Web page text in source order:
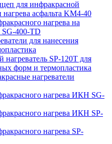
для инфракрасной
нагрева асфальта KM4-40
нагрева на
400-TD
для нанесения
SP-120T для
форм и термопластика
нагреватели
нагрева ИКН SG-
нагрева ИКН SP-
нагрева SP-